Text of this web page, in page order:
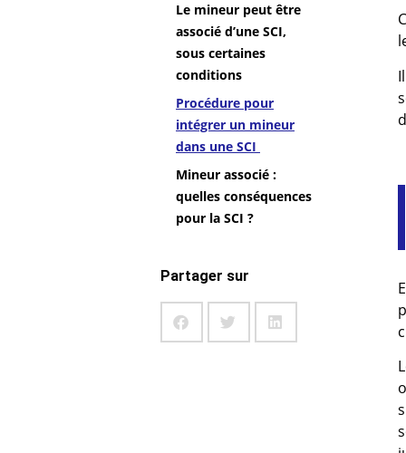
Le mineur peut être
associé d’une SCI,
sous certaines
conditions
Procédure pour
intégrer un mineur
dans une SCI
Mineur associé :
quelles conséquences
pour la SCI ?
Partager sur